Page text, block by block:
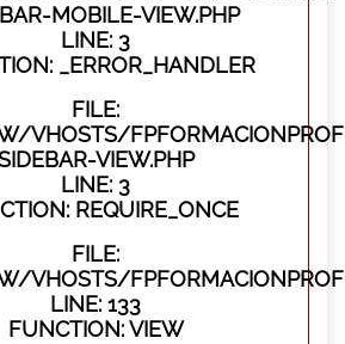
MOBILE-VIEW.PHP
LINE: 3
_ERROR_HANDLER
FILE:
VHOSTS/
VIEW.PHP
LINE: 3
REQUIRE_ONCE
FILE:
VHOSTS/
LINE: 133
FUNCTION: VIEW